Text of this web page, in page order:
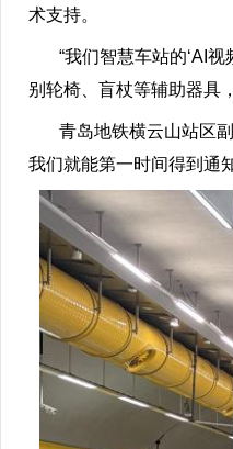
术支持。
“我们智慧车站的‘AI视
别轮椅、盲杖等辅助器具
青岛地铁横云山站区副
我们就能第一时间得到通